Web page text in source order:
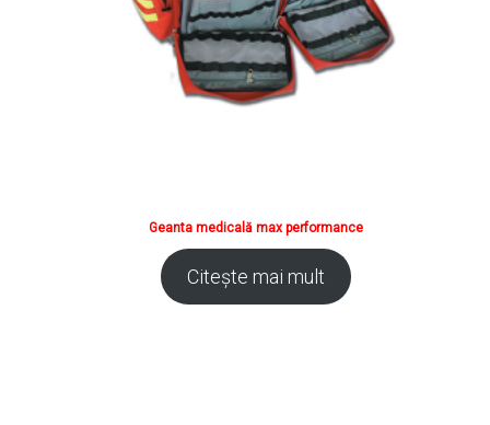
Geanta medicală max performance
Citește mai mult